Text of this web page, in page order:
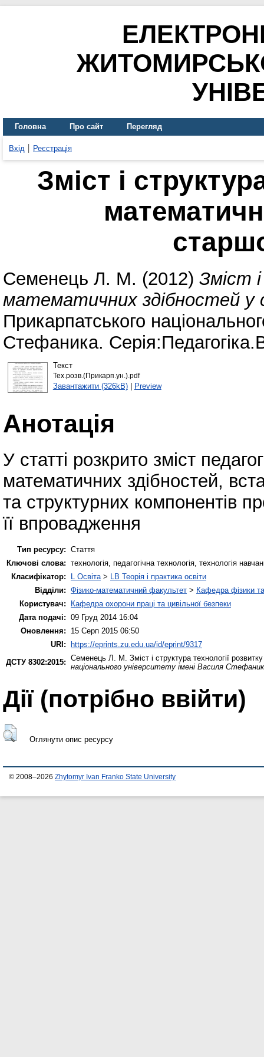
Головна Про сайт Перегляд
Вхід Реєстрація
Зміст і
Семенець Л. М. (2012) Зміст
математичних здібностей у
Прикарпатського
Стефаника.
Текст
Тех.розв.(Прикарп.ун.).pdf
Завантажити (326kB)| Preview
Анотація
У статті розкрито зміст
математичних здібностей,
та структурних компонентів
її впровадження
Тип ресурсу: Стаття
Ключові слова: технологія, педагогічна технологія, технологія
Класифікатор:
L Освіта > LB Теорія і практика освіти
Відділи: Фізико-математичний факультет > Кафедра фізики
Користувач:
Кафедра охорони праці та цивільної безпеки
Дата подачі: 09 Груд 2014 16:04
Оновлення:
15 Серп 2015 06:50
URI: https://eprints.zu.edu.ua/id/eprint/9317
ДСТУ 8302:2015: Семенець Л. М. Зміст і структура технології
національного університету імені Василя
Дії ​​(потрібно ввійти)
Оглянути опис ресурсу
© 2008–2026 Zhytomyr Ivan Franko State University